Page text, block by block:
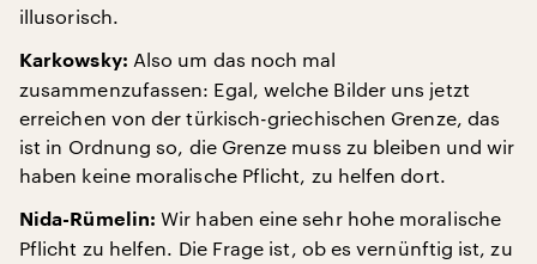
illusorisch.
Karkowsky: Also um das noch mal
zusammenzufassen: Egal, welche Bilder uns jetzt
erreichen von der türkisch-griechischen Grenze, das
ist in Ordnung so, die Grenze muss zu bleiben und wir
haben keine moralische Pflicht, zu helfen dort.
Nida-Rümelin: Wir haben eine sehr hohe moralische
Pflicht zu helfen. Die Frage ist, ob es vernünftig ist, zu